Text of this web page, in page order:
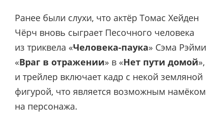
Ранее были слухи, что актёр Томас Хейден
Чёрч вновь сыграет Песочного человека
из триквела «Человека-паука» Сэма Рэйми
«Враг в отражении» в «Нет пути домой»,
и трейлер включает кадр с некой земляной
фигурой, что является возможным намёком
на персонажа.